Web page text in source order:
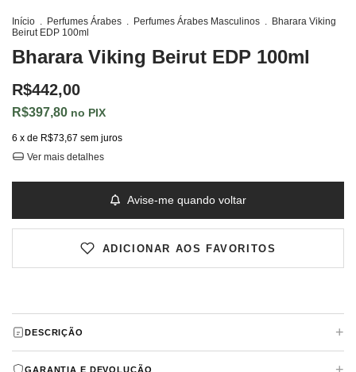
Início Perfumes Árabes Perfumes Árabes Masculinos
Bharara Viking
Beirut EDP 100ml
Bharara Viking Beirut EDP 100ml
R$442,00
R$397,80 PIX
6 x de R$73,67 sem juros
Ver mais detalhes
Avise-me quando voltar
ADICIONAR AOS FAVORITOS
DESCRIÇÃO +
GARANTIA E DEVOLUÇÃO